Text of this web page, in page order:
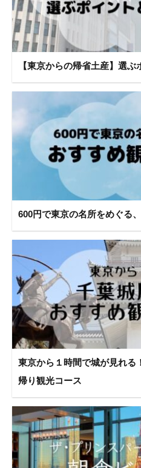
【東京からの帰省土産】選
600円で東京の名所をめぐる
東京から１時間で城が見れる
帰り観光コース